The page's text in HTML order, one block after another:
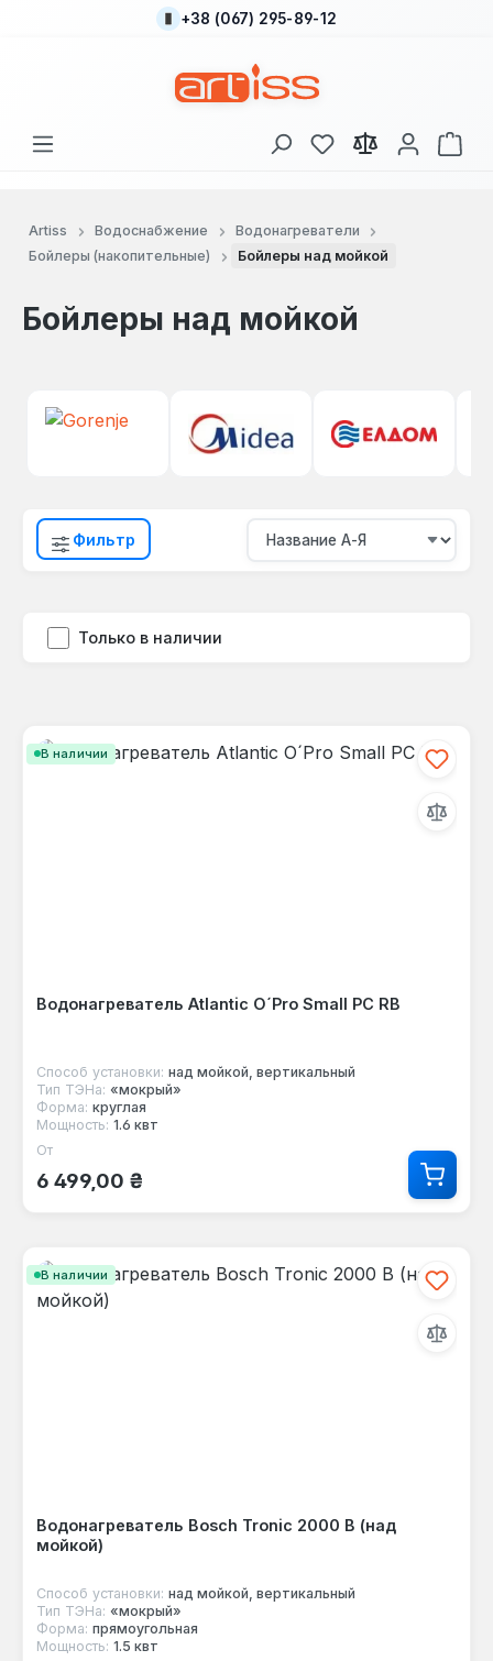
Перейти к основному содержанию
+38 (067) 295-89-12
У вас есть товары
В
Artiss Водоснабжение
Водонагреватели
Бойлеры (накопительные)
Бойлеры над мойкой
Бойлеры над мойкой
Фильтр
Только в наличии
В наличии
Водонагреватель Atlantic O´Pro Small PC RB
Способ установки: над мойкой, вертикальный
Тип ТЭНа: «мокрый»
Форма: круглая
Мощность: 1.6 квт
Обычная цена:
От
6 499,00 ₴
В наличии
Водонагреватель Bosch Tronic 2000 B (над
мойкой)
Способ установки: над мойкой, вертикальный
Тип ТЭНа: «мокрый»
Форма: прямоугольная
Мощность: 1.5 квт